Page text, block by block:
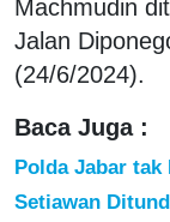
Machmudin
Jalan
(24/6/2024).
Baca Juga :
Polda Jabar tak
Setiawan